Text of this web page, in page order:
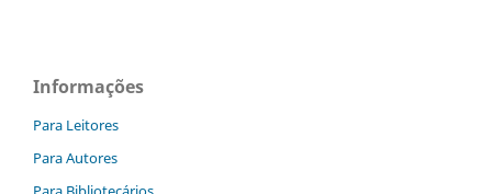
Informações
Para Leitores
Para Autores